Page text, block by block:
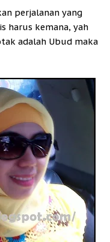
perjalanan yang
harus kemana, yah
adalah Ubud maka